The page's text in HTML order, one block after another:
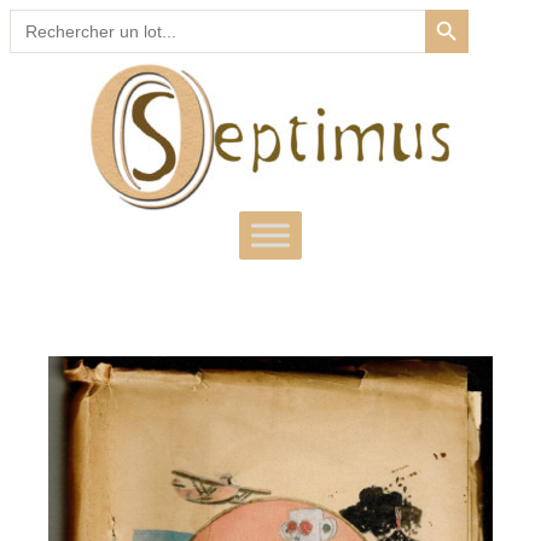
Search
for:
SEARCH BUTTON